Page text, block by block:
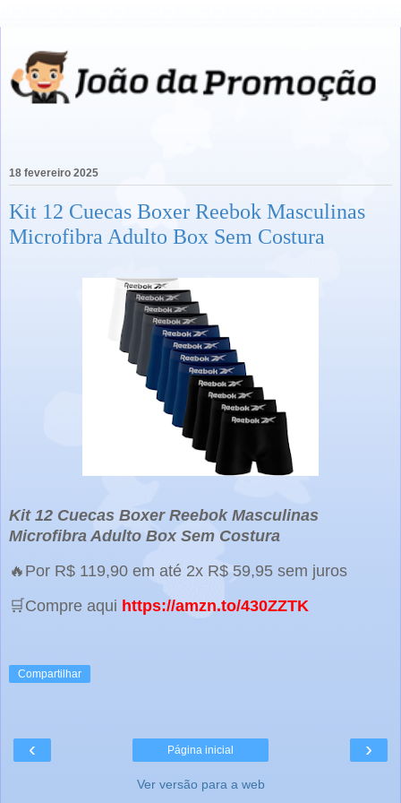
18 fevereiro 2025
Kit 12 Cuecas Boxer Reebok Masculinas
Microfibra Adulto Box Sem Costura
Kit 12 Cuecas Boxer Reebok Masculinas
Microfibra Adulto Box Sem Costura
🔥Por R$ 119,90 em até 2x R$ 59,95 sem juros
🛒Compre aqui https://amzn.to/430ZZTK
Compartilhar
‹ ›
Página inicial
Ver versão para a web